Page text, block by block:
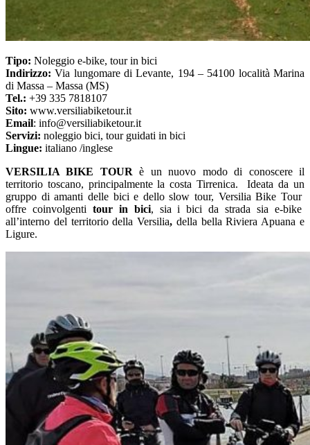
Tipo: Noleggio e-bike, tour in bici
Indirizzo: Via lungomare di Levante, 194 – 54100 località Marina
di Massa – Massa (MS)
Tel.: +39 335 7818107
Sito: www.versiliabiketour.it
Email: info@versiliabiketour.it
Servizi: noleggio bici, tour guidati in bici
Lingue: italiano /inglese
VERSILIA BIKE TOUR è un nuovo modo di conoscere il
territorio toscano, principalmente la costa Tirrenica. Ideata da un
gruppo di amanti delle bici e dello slow tour, Versilia Bike Tour
offre coinvolgenti tour in bici, sia i bici da strada sia e-bike
all’interno del territorio della Versilia, della bella Riviera Apuana e
Ligure.